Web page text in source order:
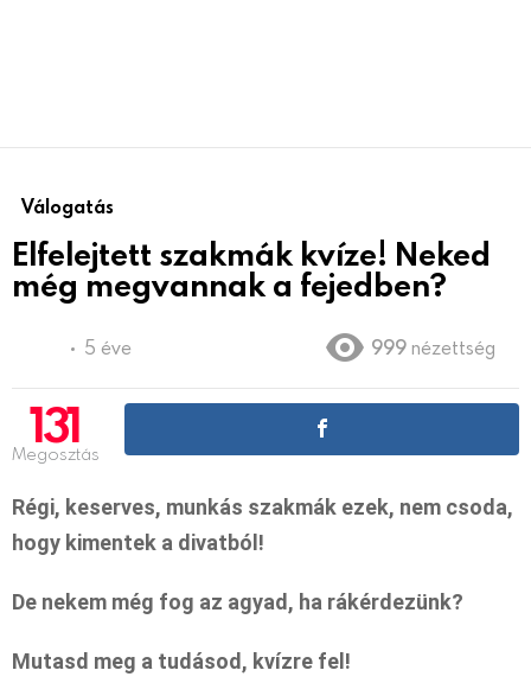
Válogatás
Elfelejtett szakmák kvíze! Neked
még megvannak a fejedben?
5 éve 999 nézettség
131
Megosztás
Régi, keserves, munkás szakmák ezek, nem csoda,
hogy kimentek a divatból!
De nekem még fog az agyad, ha rákérdezünk?
Mutasd meg a tudásod, kvízre fel!